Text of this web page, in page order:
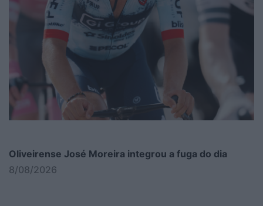
Oliveirense José Moreira integrou a fuga do dia
8/08/2026